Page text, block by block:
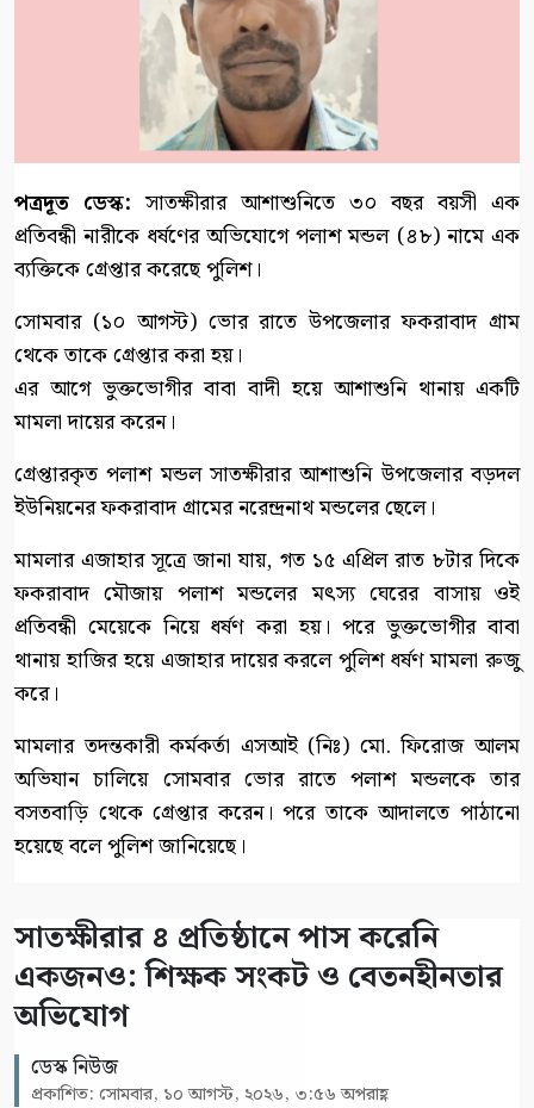
পত্রদূত ডেস্ক: সাতক্ষীরার আশাশুনিতে ৩০ বছর বয়সী এক
প্রতিবন্ধী নারীকে ধর্ষণের অভিযোগে পলাশ মন্ডল (৪৮) নামে এক
ব্যক্তিকে গ্রেপ্তার করেছে পুলিশ।
সোমবার (১০ আগস্ট) ভোর রাতে উপজেলার ফকরাবাদ গ্রাম
থেকে তাকে গ্রেপ্তার করা হয়।
এর আগে ভুক্তভোগীর বাবা বাদী হয়ে আশাশুনি থানায় একটি
মামলা দায়ের করেন।
গ্রেপ্তারকৃত পলাশ মন্ডল সাতক্ষীরার আশাশুনি উপজেলার বড়দল
ইউনিয়নের ফকরাবাদ গ্রামের নরেন্দ্রনাথ মন্ডলের ছেলে।
মামলার এজাহার সূত্রে জানা যায়, গত ১৫ এপ্রিল রাত ৮টার দিকে
ফকরাবাদ মৌজায় পলাশ মন্ডলের মৎস্য ঘেরের বাসায় ওই
প্রতিবন্ধী মেয়েকে নিয়ে ধর্ষণ করা হয়। পরে ভুক্তভোগীর বাবা
থানায় হাজির হয়ে এজাহার দায়ের করলে পুলিশ ধর্ষণ মামলা রুজু
করে।
মামলার তদন্তকারী কর্মকর্তা এসআই (নিঃ) মো. ফিরোজ আলম
অভিযান চালিয়ে সোমবার ভোর রাতে পলাশ মন্ডলকে তার
বসতবাড়ি থেকে গ্রেপ্তার করেন। পরে তাকে আদালতে পাঠানো
হয়েছে বলে পুলিশ জানিয়েছে।
সাতক্ষীরার ৪ প্রতিষ্ঠানে পাস করেনি
একজনও: শিক্ষক সংকট ও বেতনহীনতার
অভিযোগ
ডেস্ক নিউজ
প্রকাশিত: সোমবার, ১০ আগস্ট, ২০২৬, ৩:৫৬ অপরাহ্ণ